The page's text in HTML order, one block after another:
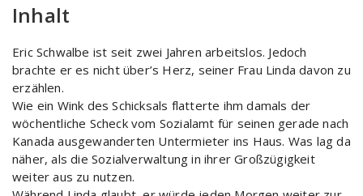
Inhalt
Eric Schwalbe ist seit zwei Jahren arbeitslos. Jedoch
brachte er es nicht über’s Herz, seiner Frau Linda davon zu
erzählen.
Wie ein Wink des Schicksals flatterte ihm damals der
wöchentliche Scheck vom Sozialamt für seinen gerade nach
Kanada ausgewanderten Untermieter ins Haus. Was lag da
näher, als die Sozialverwaltung in ihrer Großzügigkeit
weiter aus zu nutzen.